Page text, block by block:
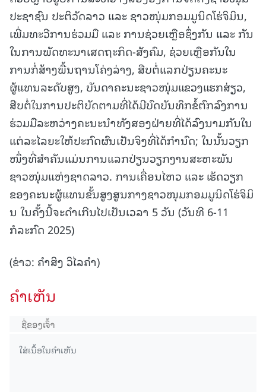
ປະຊາຊົນ ປະຕິວັດລາວ ແລະ ຊາວໜຸ່ມກອມມູນິດໂຮ່ຈິມິນ,
ເພີ່ມທະວີການຮ່ວມມື ແລະ ການຊ່ວຍເຫຼືອຊຶ່ງກັນ ແລະ ກັນ
ໃນການພັດທະນາເສດຖະກິດ-ສັງຄົມ, ຊ່ວຍເຫຼືອກັນໃນ
ການກໍ່ສ້າງພື້ນຖານໂຄ່ງລ່າງ, ສືບຕໍ່ແລກປ່ຽນຄະນະ
ຜູ້ແທນລະດັບສູງ, ບັນດາຄະນະຊາວໜຸ່ມແຂວງແຮກສ່ຽວ,
ສືບຕໍ່ໃນການປະຕິບັດຕາມທີ່ໄດ້ມີບົດບັນທຶກຂໍ້ຕົກລົງການ
ຮ່ວມມືລະຫວ່າງຄະນະນໍາທັງສອງຝ່າຍທີ່ໄດ້ລົງນາມກັນໃນ
ແຕ່ລະໄລຍະໃຫ້ປະກົດຜົນເປັນຈິງທີ່ໄດ້ກໍານົດ; ໃນນັ້ນວຽກ
ໜຶ່ງທີ່ສຳຄັນແມ່ນການແລກປ່ຽນວຽກງານສະຫະພັນ
ຊາວໜຸ່ມແຫ່ງຊາດລາວ. ການເຄື່ອນໄຫວ ແລະ ເຮັດວຽກ
ຂອງຄະນະຜູ້ແທນຂັ້ນສູງສູນກາງຊາວໜຸມກອມມູນິດໂຮ່ຈິມິ
ນ ໃນຄັ້ງນີ້ຈະດຳເກີນໄປເປັນເວລາ 5 ວັນ (ວັນທີ 6-11
ກໍລະກົດ 2025)
(ຂ່າວ: ຄຳສິງ ວິໄລຄຳ)
ຄໍາເຫັນ